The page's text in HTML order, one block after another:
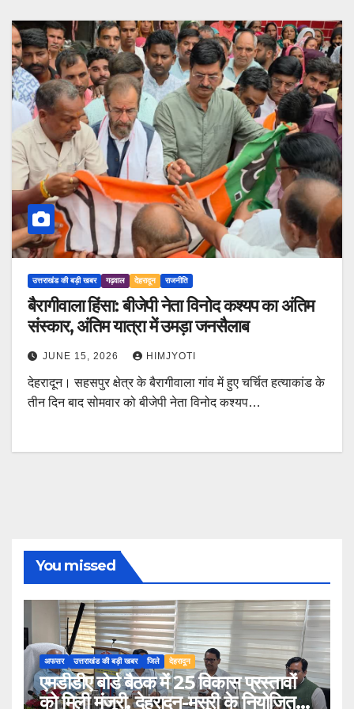
उत्तराखंड की बड़ी खबर गढ़वाल देहरादून राजनीति
बैरागीवाला हिंसा: बीजेपी नेता विनोद कश्यप का अंतिम
संस्कार, अंतिम यात्रा में उमड़ा जनसैलाब
JUNE 15, 2026 HIMJYOTI
देहरादून। सहसपुर क्षेत्र के बैरागीवाला गांव में हुए चर्चित हत्याकांड के
तीन दिन बाद सोमवार को बीजेपी नेता विनोद कश्यप…
You missed
अफसर उत्तराखंड की बड़ी खबर जिले देहरादून
एमडीडीए बोर्ड बैठक में 25 विकास प्रस्तावों
को मिली मंजूरी, देहरादून-मसूरी के नियोजित